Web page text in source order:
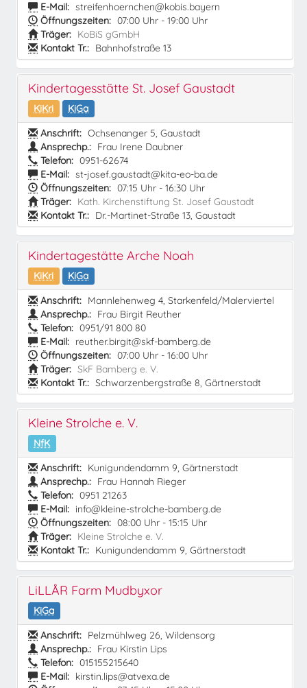
E-Mail: streifenhoernchen@kobis.bayern
Öffnungszeiten: 07:00 Uhr - 19:00 Uhr
Träger: KoBiS gGmbH
Kontakt Tr.: Bahnhofstraße 13
Kindertagesstätte St. Josef Gaustadt
KiKri
KiGa
Anschrift: Ochsenanger 5, Gaustadt
Ansprechp.: Frau Irene Daubner
Telefon: 0951-62674
E-Mail: st-josef.gaustadt@kita-eo-ba.de
Öffnungszeiten: 07:15 Uhr - 16:30 Uhr
Träger: Kath. Kirchenstiftung St. Josef Gaustadt
Kontakt Tr.: Dr.-Martinet-Straße 13, Gaustadt
Kindertagestätte Arche Noah
KiKri
KiGa
Anschrift: Mannlehenweg 4, Starkenfeld/Malerviertel
Ansprechp.: Frau Birgit Reuther
Telefon: 0951/91 800 80
E-Mail: reuther.birgit@skf-bamberg.de
Öffnungszeiten: 07:00 Uhr - 16:00 Uhr
Träger: SkF Bamberg e. V.
Kontakt Tr.: Schwarzenbergstraße 8, Gärtnerstadt
Kleine Strolche e. V.
NfK
Anschrift: Kunigundendamm 9, Gärtnerstadt
Ansprechp.: Frau Hannah Rieger
Telefon: 0951 21263
E-Mail: info@kleine-strolche-bamberg.de
Öffnungszeiten: 08:00 Uhr - 15:15 Uhr
Träger: Kleine Strolche e. V.
Kontakt Tr.: Kunigundendamm 9, Gärtnerstadt
LiLLÅR Farm Mudbyxor
KiGa
Anschrift: Pelzmühlweg 26, Wildensorg
Ansprechp.: Frau Kirstin Lips
Telefon: 015155215640
E-Mail: kirstin.lips@atvexa.de